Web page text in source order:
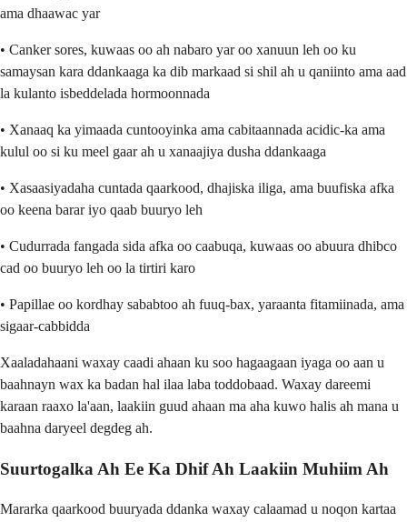
ama dhaawac yar
• Canker sores, kuwaas oo ah nabaro yar oo xanuun leh oo ku
samaysan kara ddankaaga ka dib markaad si shil ah u qaniinto ama aad
la kulanto isbeddelada hormoonnada
• Xanaaq ka yimaada cuntooyinka ama cabitaannada acidic-ka ama
kulul oo si ku meel gaar ah u xanaajiya dusha ddankaaga
• Xasaasiyadaha cuntada qaarkood, dhajiska iliga, ama buufiska afka
oo keena barar iyo qaab buuryo leh
• Cudurrada fangada sida afka oo caabuqa, kuwaas oo abuura dhibco
cad oo buuryo leh oo la tirtiri karo
• Papillae oo kordhay sababtoo ah fuuq-bax, yaraanta fitamiinada, ama
sigaar-cabbidda
Xaaladahaani waxay caadi ahaan ku soo hagaagaan iyaga oo aan u
baahnayn wax ka badan hal ilaa laba toddobaad. Waxay dareemi
karaan raaxo la'aan, laakiin guud ahaan ma aha kuwo halis ah mana u
baahna daryeel degdeg ah.
Suurtogalka Ah Ee Ka Dhif Ah Laakiin Muhiim Ah
Mararka qaarkood buuryada ddanka waxay calaamad u noqon kartaa